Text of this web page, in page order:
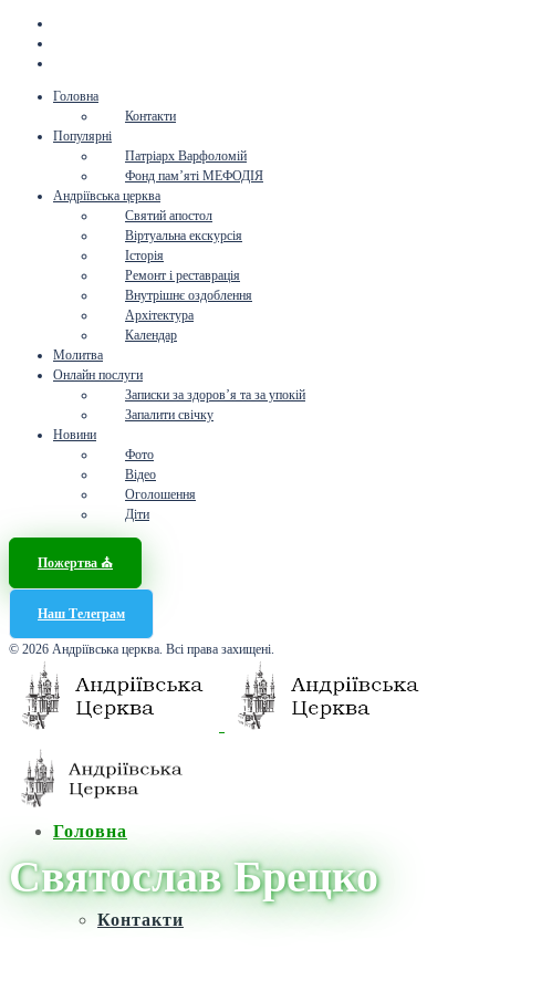
Головна
Контакти
Популярні
Патріарх Варфоломій
Фонд пам’яті МЕФОДІЯ
Андріївська церква
Святий апостол
Віртуальна екскурсія
Історія
Ремонт і реставрація
Внутрішнє оздоблення
Архітектура
Календар
Молитва
Онлайн послуги
Записки за здоров’я та за упокій
Запалити свічку
Новини
Фото
Відео
Оголошення
Діти
Пожертва ⛪️
Наш Телеграм
© 2026 Андріївська церква. Всі права захищені.
Головна
Контакти
Святослав Брецко